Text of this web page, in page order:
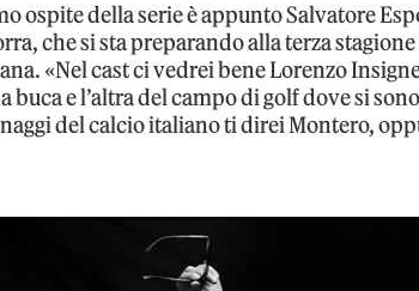
ospite della serie è appunto Salvatore
che si sta preparando alla terza
«Nel cast ci vedrei bene Lorenzo
buca e l’altra del campo di golf dove si
del calcio italiano ti direi Montero,